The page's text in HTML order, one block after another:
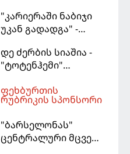
ყველაზე მეტი მუქარა
მიიღო
"კარიერაში ნაბიჯი
უკან გადადგა" -
არჩევანი დაუწუნა
დე ძერბის სიაშია -
"ტოტენჰემი"
განიხილავს
ფეხბურთის
რუბრიკის სპონსორი
"ბარსელონას"
ცენტრალური მცველი